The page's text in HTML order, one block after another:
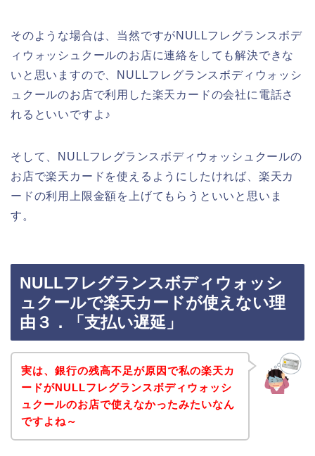
そのような場合は、当然ですがNULLフレグランスボデ
ィウォッシュクールのお店に連絡をしても解決できな
いと思いますので、NULLフレグランスボディウォッシ
ュクールのお店で利用した楽天カードの会社に電話さ
れるといいですよ♪
そして、NULLフレグランスボディウォッシュクールの
お店で楽天カードを使えるようにしたければ、楽天カ
ードの利用上限金額を上げてもらうといいと思いま
す。
NULLフレグランスボディウォッシ
ュクールで楽天カードが使えない理
由３．「支払い遅延」
実は、銀行の残高不足が原因で私の楽天カ
ードがNULLフレグランスボディウォッシ
ュクールのお店で使えなかったみたいなん
ですよね～